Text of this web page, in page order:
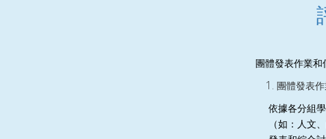
團體發表作業
團體發表
依據各分組
（如：人文